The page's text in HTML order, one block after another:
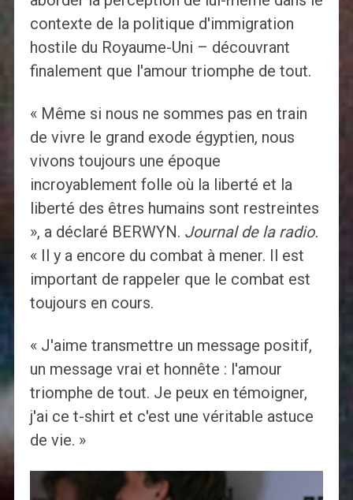
contexte de la politique d'immigration
hostile du Royaume-Uni – découvrant
finalement que l'amour triomphe de tout.
« Même si nous ne sommes pas en train
de vivre le grand exode égyptien, nous
vivons toujours une époque
incroyablement folle où la liberté et la
liberté des êtres humains sont restreintes
», a déclaré BERWYN. Journal de la radio.
« Il y a encore du combat à mener. Il est
important de rappeler que le combat est
toujours en cours.
« J'aime transmettre un message positif,
un message vrai et honnête : l'amour
triomphe de tout. Je peux en témoigner,
j'ai ce t-shirt et c'est une véritable astuce
de vie. »